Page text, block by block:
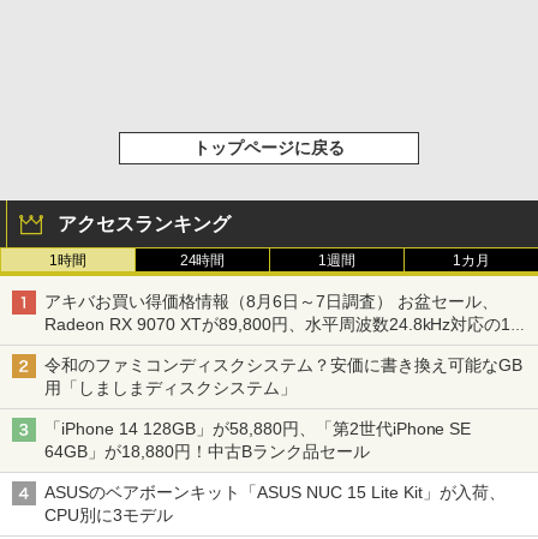
トップページに戻る
アクセスランキング
1時間 24時間 1週間 1カ月
アキバお買い得価格情報（8月6日～7日調査） お盆セール、
Radeon RX 9070 XTが89,800円、水平周波数24.8kHz対応の17
型モニターが9,801円、暑さ指数連動セール ほか
令和のファミコンディスクシステム？安価に書き換え可能なGB
用「しましまディスクシステム」
「iPhone 14 128GB」が58,880円、「第2世代iPhone SE
64GB」が18,880円！中古Bランク品セール
ASUSのベアボーンキット「ASUS NUC 15 Lite Kit」が入荷、
CPU別に3モデル